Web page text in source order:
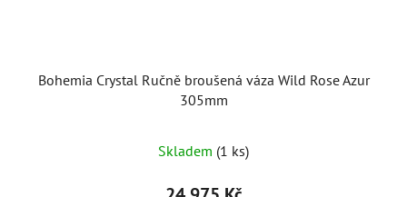
Bohemia Crystal Ručně broušená váza Wild Rose Azur
305mm
Skladem (1 ks)